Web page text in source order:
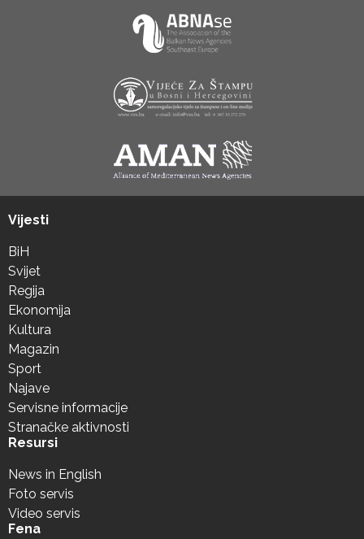
Vijesti
BiH
Svijet
Regija
Ekonomija
Kultura
Magazin
Sport
Najave
Servisne informacije
Stranačke aktivnosti
Resursi
News in English
Foto servis
Video servis
Fena